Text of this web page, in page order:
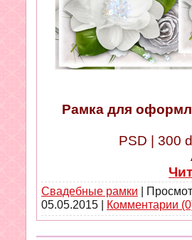
Рамка для
PSD | 300
Свадебные рамки |
05.05.2015 | Комментарии